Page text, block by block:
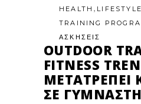
HEALTH , LIFESTYLE
TRAINING
ΑΣΚΗΣΕΙΣ
OUTDOOR
FITNESS
ΜΕΤΑΤΡΈΠΕΙ
ΣΕ